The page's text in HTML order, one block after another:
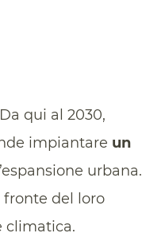
qui al 2030,
impiantare un
urbana.
fronte del loro
climatica.